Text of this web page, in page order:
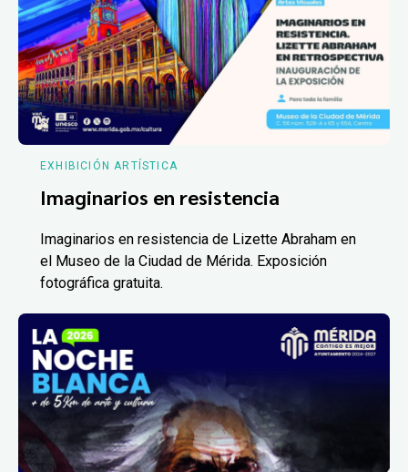
EXHIBICIÓN ARTÍSTICA
Imaginarios en resistencia
Imaginarios en resistencia de Lizette Abraham en
el Museo de la Ciudad de Mérida. Exposición
fotográfica gratuita.